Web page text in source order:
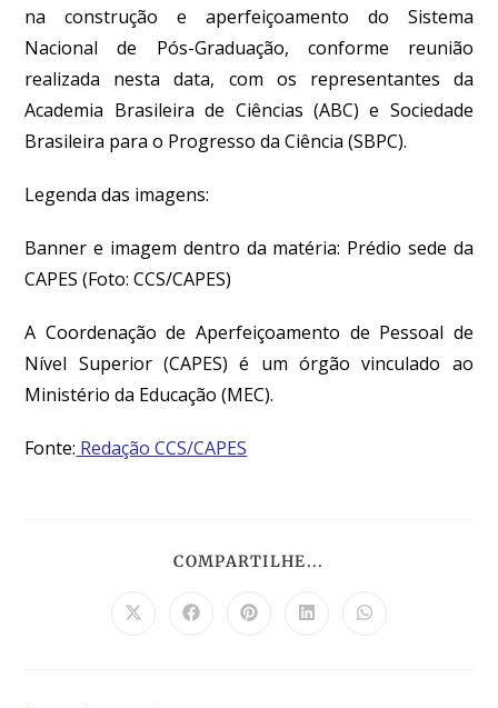
na construção e aperfeiçoamento do Sistema
Nacional de Pós-Graduação, conforme reunião
realizada nesta data, com os representantes da
Academia Brasileira de Ciências (ABC) e Sociedade
Brasileira para o Progresso da Ciência (SBPC).
Legenda das imagens:
Banner e imagem dentro da matéria: Prédio sede da
CAPES (Foto: CCS/CAPES)
A Coordenação de Aperfeiçoamento de Pessoal de
Nível Superior (CAPES) é um órgão vinculado ao
Ministério da Educação (MEC).
Fonte: Redação CCS/CAPES
COMPARTILHE...